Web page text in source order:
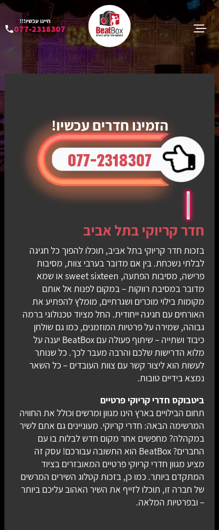
חייגו עכשיו!!!
077-2318307
הזמינו חדרים עכשיו!
077-2318307
חדר קריוקי בתל אביב
בזכות חדר קריוקי בתל אביב, תוכלו להפוך כל חגיגה
לבלתי נשכחת. בין אם מדובר בערבי צוות, מסיבות
פרישה, מסיבות הפתעה, sweet sixteen או שמא
מדובר במסיבת רווקות – במקום לפנות אל אותם
מקומות בילוי מוכרים ושגרתיים, מומלץ להפתיע את
האורחים עם חגיגה ייחודית. החל מציוד טכנולוגי ברמה
גבוהה, שמירה על פרטיות המוזמנים, כמו גם שולחן
כיבוד ושתייה – שיתוף פעולה עם BeatBox יענה על
מלוא הדרישות שלכם והרבה מעבר לכך. כל שנותר
לעשות הוא ליצור קשר עם צוות העובדים – כל השאר
נמצא בידיים טובות.
ביטבוקס חדרי קריוקי פרטיים
תחום הבילויים בארץ הינו מגוון ומרשים וכולל את החוויה
המרשימה הבאה: חדרי קריוקי. מעוניינים גם אתם לשיר
במקהלה? מחפשים אחר מקום חדש לבלות בו עם
החברים? BeatBox הוא התשובה עבורכם! עסק זה
מציע מגוון חדרי קריוקי פרטיים המאובזרים בציוד
המתקדם ביותר. כמו כן, בזכות קטלוג השירים המרשים
של חברה זו, תוכלו לזייף את השיר האהוב עליכם ביותר
– ובפרטיות המלאה.